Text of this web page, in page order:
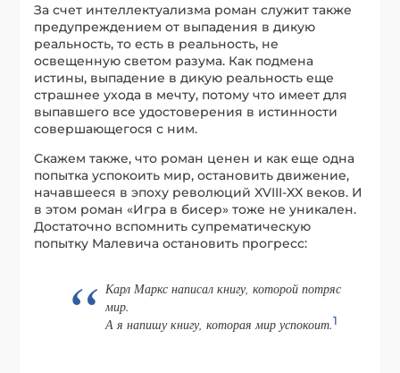
За счет интеллектуализма роман служит также
предупреждением от выпадения в дикую
реальность, то есть в реальность, не
освещенную светом разума. Как подмена
истины, выпадение в дикую реальность еще
страшнее ухода в мечту, потому что имеет для
выпавшего все удостоверения в истинности
совершающегося с ним.
Скажем также, что роман ценен и как еще одна
попытка успокоить мир, остановить движение,
начавшееся в эпоху революций XVIII-XX веков. И
в этом роман «Игра в бисер» тоже не уникален.
Достаточно вспомнить супрематическую
попытку Малевича остановить прогресс:
Карл Маркс написал книгу, которой потряс
мир.
А я напишу книгу, которая мир успокоит.1